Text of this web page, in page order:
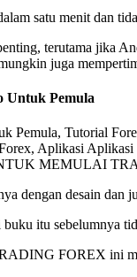
satu menit dan
terutama jika
juga
Untuk Pemula
Pemula, Tutorial
Aplikasi
MEMULAI
dengan desain dan
itu sebelumnya
FOREX ini